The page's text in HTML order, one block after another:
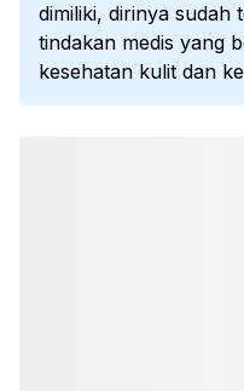
dimiliki, dirinya sudah
tindakan medis yang
kesehatan kulit dan